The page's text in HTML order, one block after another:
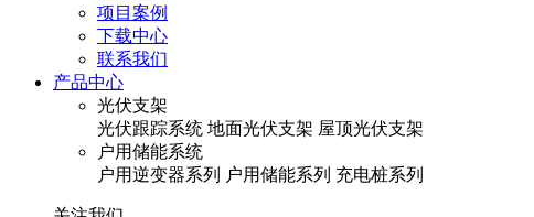
项目案例
下载中心
联系我们
产品中心
光伏支架
光伏跟踪系统 地面光伏支架 屋顶光伏支架
户用储能系统
户用逆变器系列
户用储能系列 充电桩系列